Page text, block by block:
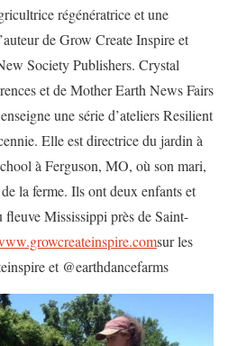
régénératrice et une
de Grow Create Inspire et
Society Publishers. Crystal
et de Mother Earth News Fairs
une série d’ateliers Resilient
Elle est directrice du jardin à
à Ferguson, MO, où son mari,
la ferme. Ils ont deux enfants et
Mississippi près de Saint-
sur les
et @earthdancefarms